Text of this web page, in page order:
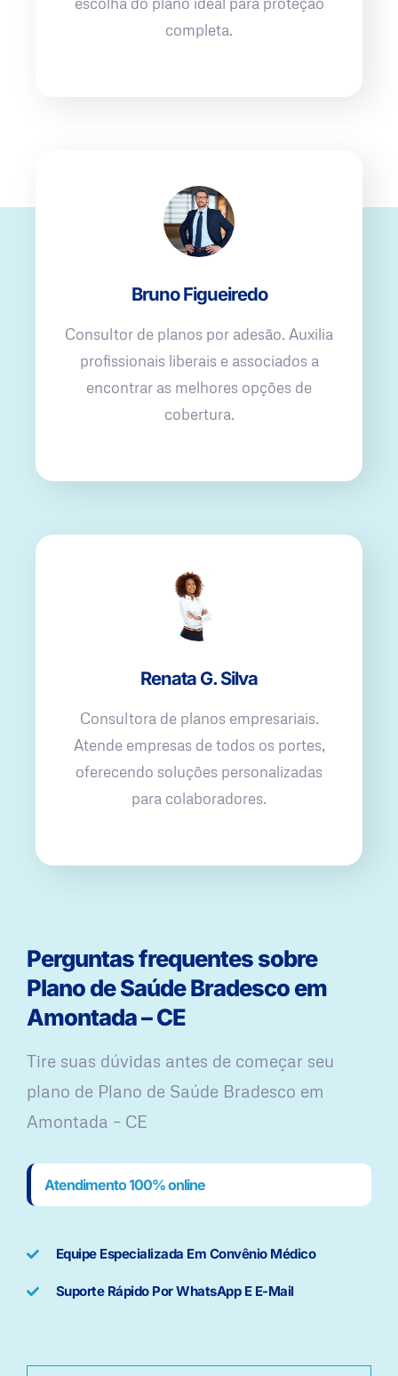
completa.
Bruno Figueiredo
Consultor de planos por adesão. Auxilia
profissionais liberais e associados a
encontrar as melhores opções de
cobertura.
Renata G. Silva
Consultora de planos empresariais.
Atende empresas de todos os portes,
oferecendo soluções personalizadas
para colaboradores.
Perguntas frequentes sobre
Plano de Saúde Bradesco em
Amontada – CE
Tire suas dúvidas antes de começar seu
plano ​de Plano de Saúde Bradesco em
Amontada – CE
Atendimento 100% online
Equipe Especializada Em Convênio Médico
Suporte Rápido Por WhatsApp E E-Mail